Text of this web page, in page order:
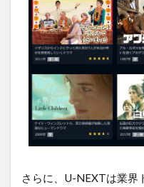
スタ
ッフ
4.4
スラ
ムド
ッグ
$ミリ
オネ
アの
関連
5
さらに、U-NEXTは業界